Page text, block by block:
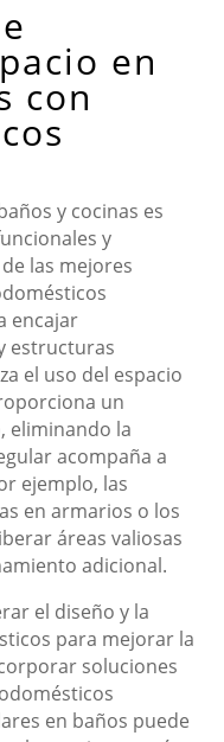
en
con
y cocinas es
y
las mejores
encajar
estructuras
el uso del espacio
un
eliminando la
acompaña a
ejemplo, las
en armarios o los
áreas valiosas
adicional.
el diseño y la
para mejorar la
soluciones
en baños puede